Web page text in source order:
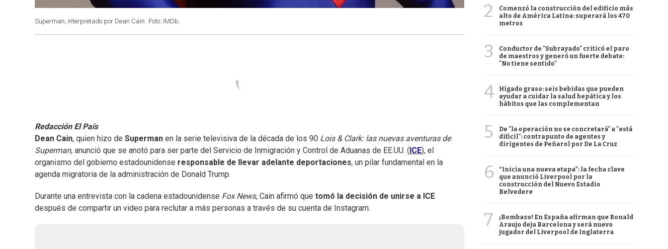
Superman, interpretado por Dean Cain. Foto: IMDb.
Redacción El País
Dean Cain, quien hizo de Superman en la serie televisiva de la década de los 90 Lois & Clark: las nuevas aventuras de
Superman, anunció que se anotó para ser parte del Servicio de Inmigración y Control de Aduanas de EE.UU. ( ICE), el
organismo del gobierno estadounidense responsable de llevar adelante deportaciones, un pilar fundamental en la
agenda migratoria de la administración de Donald Trump.
Durante una entrevista con la cadena estadounidense Fox News, Cain afirmó que tomó la decisión de unirse a ICE
después de compartir un video para reclutar a más personas a través de su cuenta de Instagram.
2
Comenzó la construcción del edificio más
alto de América Latina: superará los 470
metros
3
Conductor de "Subrayado" criticó el paro
de maestros y generó un fuerte debate:
"No tiene sentido"
4
Hígado graso: seis bebidas que pueden
ayudar a cuidar la salud hepática y los
hábitos que las complementan
5
De "la operación no se concretará" a "está
difícil": contrapunto de agentes y
dirigentes de Peñarol por De La Cruz
6
“Inicia una nueva etapa”: la fecha clave
que anunció Liverpool por la
construcción del Nuevo Estadio
Belvedere
7
¡Bombazo! En España afirman que Ronald
Araujo deja Barcelona y será nuevo
jugador del Liverpool de Inglaterra